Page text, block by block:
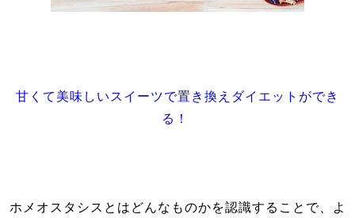
甘くて美味しいスイーツで置き換えダイエットができ
る！
ホメオスタシスとはどんなものかを認識することで、よ